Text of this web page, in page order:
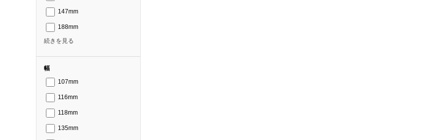
147mm
188mm
続きを見る
幅
107mm
116mm
118mm
135mm